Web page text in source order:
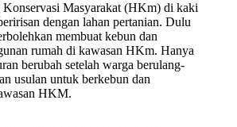
Masyarakat (HKm) di kaki
dengan lahan pertanian. Dulu
membuat kebun dan
rumah di kawasan HKm. Hanya
berubah setelah warga berulang-
usulan untuk berkebun dan
HKM.